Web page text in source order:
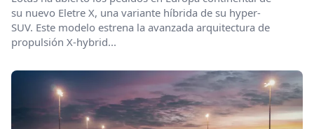
su nuevo Eletre X, una variante híbrida de su hyper-
SUV. Este modelo estrena la avanzada arquitectura de
propulsión X-hybrid...